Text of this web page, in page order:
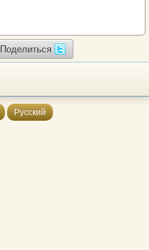
Поделиться
Русский